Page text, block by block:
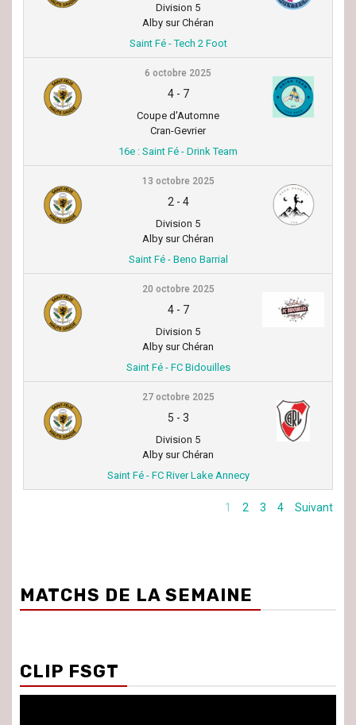
Division 5
Alby sur Chéran
Saint Fé - Tech 2 Foot
6 octobre 2025
4- 7
Coupe d'Automne
Cran-Gevrier
16e : Saint Fé - Drink Team
13 octobre 2025
2- 4
Division 5
Alby sur Chéran
Saint Fé - Beno Barrial
20 octobre 2025
4- 7
Division 5
Alby sur Chéran
Saint Fé - FC Bidouilles
27 octobre 2025
5 - 3
Division 5
Alby sur Chéran
Saint Fé - FC River Lake Annecy
1 2 3 4 Suivant
MATCHS DE LA SEMAINE
CLIP FSGT